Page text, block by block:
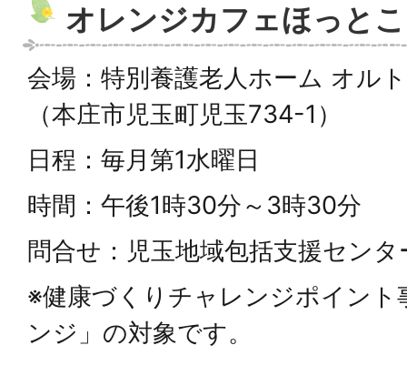
オレンジカフェほっと
会場：特別養護老人ホーム オル
（本庄市児玉町児玉734-1）
日程：毎月第1水曜日
時間：午後1時30分～3時30分
問合せ：児玉地域包括支援セン
※健康づくりチャレンジポイン
ンジ」の対象です。